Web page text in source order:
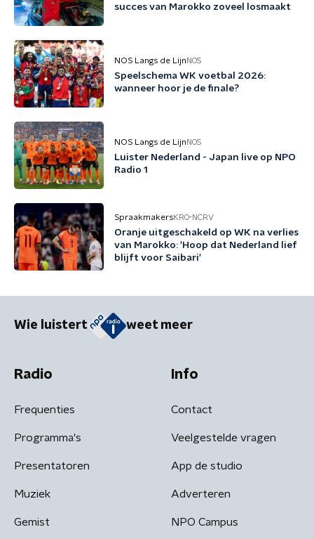
succes van Marokko zoveel losmaakt
NOS Langs de Lijn NOS
Speelschema WK voetbal 2026:
wanneer hoor je de finale?
NOS Langs de Lijn NOS
Luister Nederland - Japan live op NPO
Radio 1
SpraakmakersKRO-NCRV
Oranje uitgeschakeld op WK na verlies
van Marokko: 'Hoop dat Nederland lief
blijft voor Saibari'
Wie luistert weet meer
Radio
Frequenties
Programma's
Presentatoren
Muziek
Gemist
Info
Contact
Veelgestelde vragen
App de studio
Adverteren
NPO Campus